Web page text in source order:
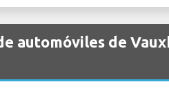
automóviles de